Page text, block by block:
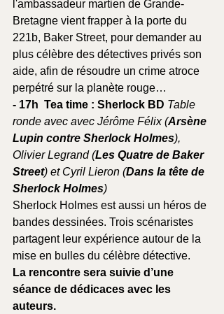
l'ambassadeur martien de Grande-
Bretagne vient frapper à la porte du
221b, Baker Street, pour demander au
plus célèbre des détectives privés son
aide, afin de résoudre un crime atroce
perpétré sur la planète rouge…
- 17h  Tea time : Sherlock BD Table
ronde avec avec Jérôme Félix (Arsène
Lupin contre Sherlock Holmes),
Olivier Legrand (Les Quatre de Baker
Street) et Cyril Lieron (Dans la tête de
Sherlock Holmes)
Sherlock Holmes est aussi un héros de
bandes dessinées. Trois scénaristes
partagent leur expérience autour de la
mise en bulles du célèbre détective.
La rencontre sera suivie d’une
séance de dédicaces avec les
auteurs.